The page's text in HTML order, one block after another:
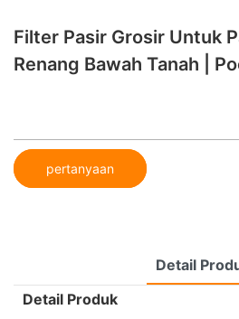
Filter Pasir Grosir Untuk
Renang Bawah Tanah |
pertanyaan
Detail
Detail Produk